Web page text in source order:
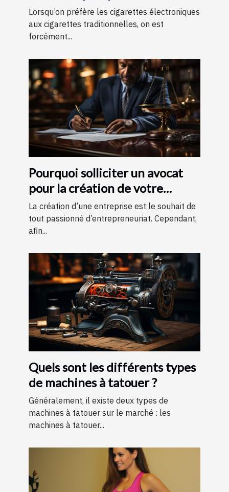
Lorsqu’on préfère les cigarettes électroniques
aux cigarettes traditionnelles, on est
forcément...
Pourquoi solliciter un avocat
pour la création de votre
entreprise ?
La création d’une entreprise est le souhait de
tout passionné d’entrepreneuriat. Cependant,
afin...
Quels sont les différents types
de machines à tatouer ?
Généralement, il existe deux types de
machines à tatouer sur le marché : les
machines à tatouer...